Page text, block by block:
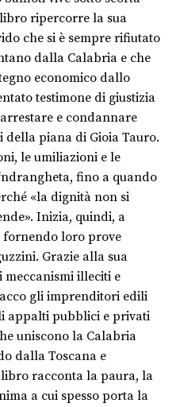
ripercorre la sua
che si è sempre rifiutato
dalla Calabria e che
economico dallo
testimone di giustizia
e condannare
della piana di Gioia Tauro.
le umiliazioni e le
fino a quando
«la dignità non si
Inizia, quindi, a
loro prove
Grazie alla sua
meccanismi illeciti e
gli imprenditori edili
appalti pubblici e privati
uniscono la Calabria
dalla Toscana e
racconta la paura, la
a cui spesso porta la